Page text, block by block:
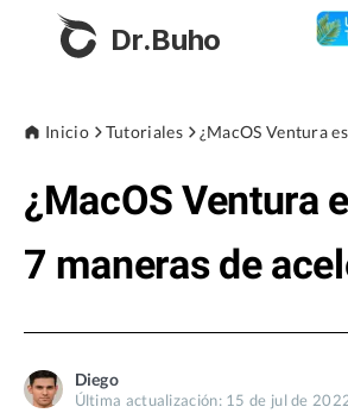
Dr.Buho
Productos
BuhoRepair
BuhoNTFS
Tienda
Inicio Tutoriales
¿MacOS Ventura
7 maneras de
Diego
Última actualización: 15 de jul de